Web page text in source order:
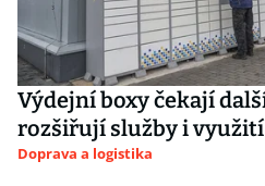
Výdejní boxy čekají
rozšiřují služby i
Doprava a logistika